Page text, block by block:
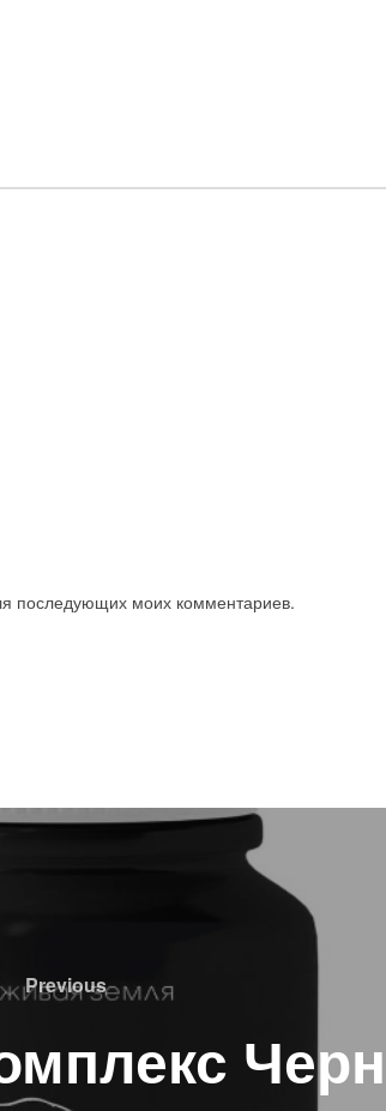
последующих моих комментариев.
Previous
Previous